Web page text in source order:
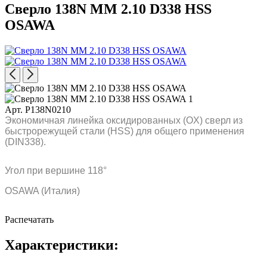
Сверло 138N MM 2.10 D338 HSS
OSAWA
Арт. P138N0210
Экономичная линейка оксидированных (OX) сверл из
быстрорежущей стали (HSS) для общего применения
(DIN338).
Угол при вершине 118°
OSAWA (Италия)
Распечатать
Характеристики: